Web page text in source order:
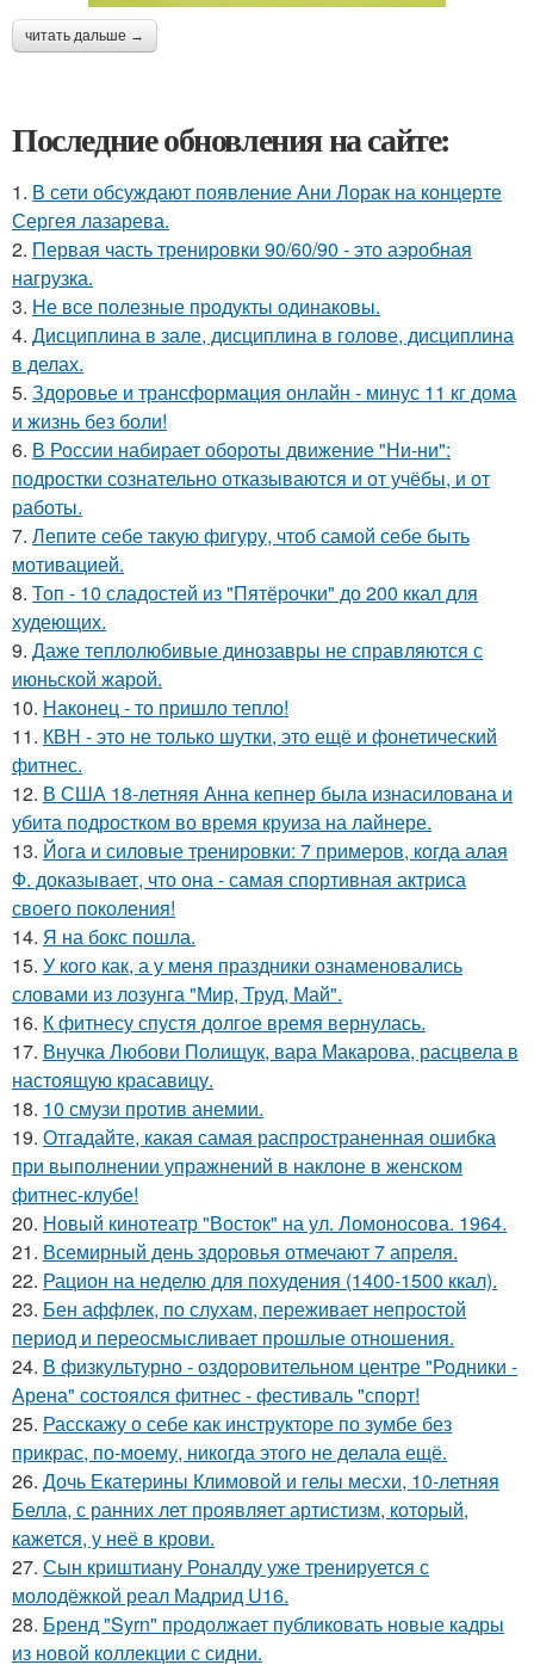
читать дальше →
Последние обновления на сайте:
1. В сети обсуждают появление Ани Лорак на концерте
Сергея лазарева.
2. Первая часть тренировки 90/60/90 - это аэробная
нагрузка.
3. Не все полезные продукты одинаковы.
4. Дисциплина в зале, дисциплина в голове, дисциплина
в делах.
5. Здоровье и трансформация онлайн - минус 11 кг дома
и жизнь без боли!
6. В России набирает обороты движение "Ни-ни":
подростки сознательно отказываются и от учёбы, и от
работы.
7. Лепите себе такую фигуру, чтоб самой себе быть
мотивацией.
8. Топ - 10 сладостей из "Пятёрочки" до 200 ккал для
худеющих.
9. Даже теплолюбивые динозавры не справляются с
июньской жарой.
10. Наконец - то пришло тепло!
11. КВН - это не только шутки, это ещё и фонетический
фитнес.
12. В США 18-летняя Анна кепнер была изнасилована и
убита подростком во время круиза на лайнере.
13. Йога и силовые тренировки: 7 примеров, когда алая
Ф. доказывает, что она - самая спортивная актриса
своего поколения!
14. Я на бокс пошла.
15. У кого как, а у меня праздники ознаменовались
словами из лозунга "Мир, Труд, Май".
16. К фитнесу спустя долгое время вернулась.
17. Внучка Любови Полищук, вара Макарова, расцвела в
настоящую красавицу.
18. 10 смузи против анемии.
19. Отгадайте, какая самая распространенная ошибка
при выполнении упражнений в наклоне в женском
фитнес-клубе!
20. Новый кинотеатр "Восток" на ул. Ломоносова. 1964.
21. Всемирный день здоровья отмечают 7 апреля.
22. Рацион на неделю для похудения (1400-1500 ккал).
23. Бен аффлек, по слухам, переживает непростой
период и переосмысливает прошлые отношения.
24. В физкультурно - оздоровительном центре "Родники -
Арена" состоялся фитнес - фестиваль "спорт!
25. Расскажу о себе как инструкторе по зумбе без
прикрас, по-моему, никогда этого не делала ещё.
26. Дочь Екатерины Климовой и гелы месхи, 10-летняя
Белла, с ранних лет проявляет артистизм, который,
кажется, у неё в крови.
27. Сын криштиану Роналду уже тренируется с
молодёжкой реал Мадрид U16.
28. Бренд "Syrn" продолжает публиковать новые кадры
из новой коллекции с сидни.